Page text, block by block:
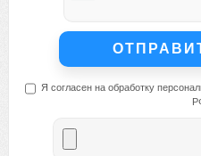
Я согласен на обработку